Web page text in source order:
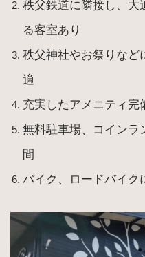
秩父鉄道に隣接し、大
る客室あり
秩父神社やお祭りなど
適
充実したアメニティ完
無料駐車場、コインラ
間
バイク、ロードバイク